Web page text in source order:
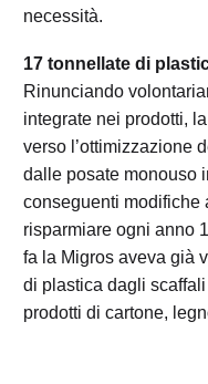
necessità.
17 tonnellate di
Rinunciando
integrate nei prodotti,
verso l’ottimizzazione
dalle posate monouso
conseguenti modifiche
risparmiare ogni anno
fa la Migros aveva già
di plastica dagli
prodotti di cartone,